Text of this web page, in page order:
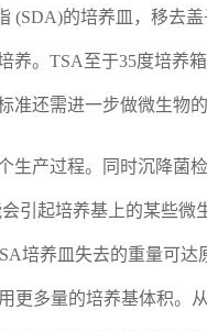
(SDA)的培养皿，移去
。TSA至于35度培养
还需进一步做微生物的
产过程。同时沉降菌
引起培养基上的某些微
培养皿失去的重量可达
更多量的培养基体积。